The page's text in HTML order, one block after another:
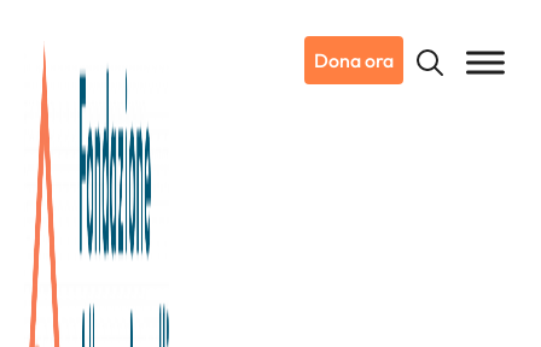
Dona ora
Professione
ricercatore